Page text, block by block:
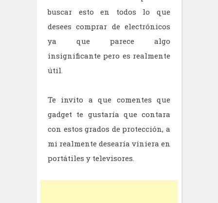
buscar esto en todos lo que
desees comprar de electrónicos
ya que parece algo
insignificante pero es realmente
útil.
Te invito a que comentes que
gadget te gustaría que contara
con estos grados de protección, a
mi realmente desearía viniera en
portátiles y televisores.